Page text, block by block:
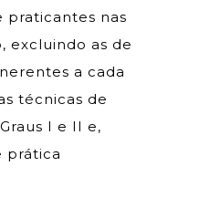
praticantes nas
excluindo as de
a cada
técnicas de
I e II e,
prática